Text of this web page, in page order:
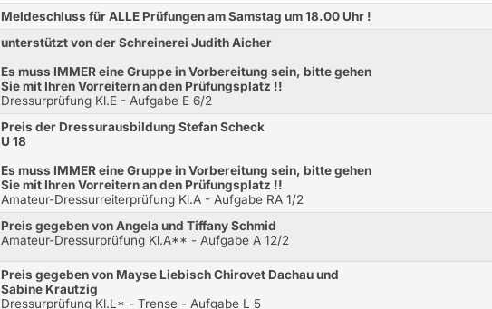
Meldeschluss für ALLE Prüfungen am Samstag um 18.00 Uhr !
unterstützt von der Schreinerei Judith Aicher
Es muss IMMER eine Gruppe in Vorbereitung sein, bitte gehen
Sie mit Ihren Vorreitern an den Prüfungsplatz !!
Dressurprüfung Kl.E - Aufgabe E 6/2
Preis der Dressurausbildung Stefan Scheck
U 18
Es muss IMMER eine Gruppe in Vorbereitung sein, bitte gehen
Sie mit Ihren Vorreitern an den Prüfungsplatz !!
Amateur-Dressurreiterprüfung Kl.A - Aufgabe RA 1/2
Preis gegeben von Angela und Tiffany Schmid
Amateur-Dressurprüfung Kl.A** - Aufgabe A 12/2
Preis gegeben von Mayse Liebisch Chirovet Dachau und
Sabine Krautzig
Dressurprüfung Kl.L* - Trense - Aufgabe L 5